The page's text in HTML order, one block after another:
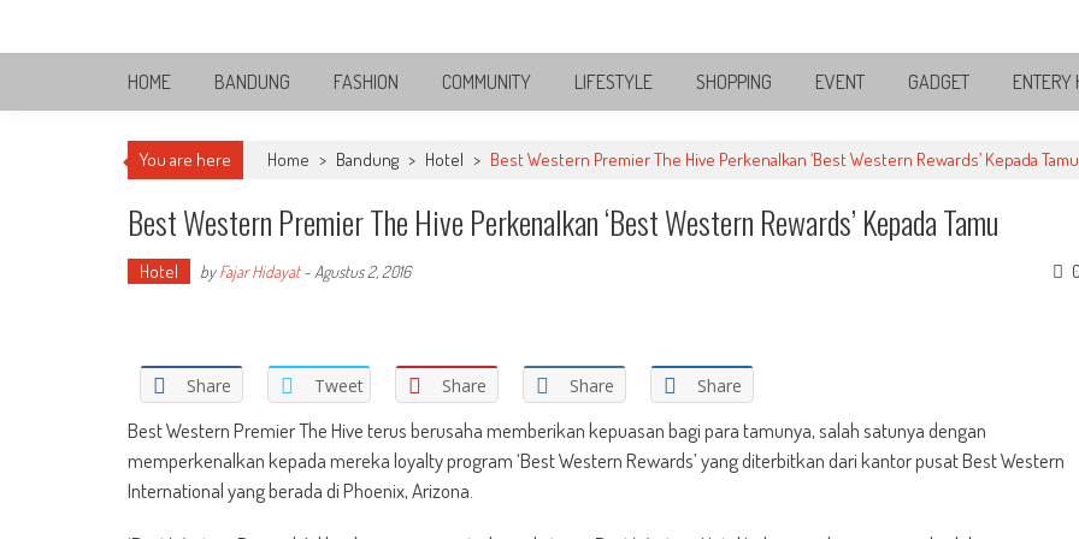
Bandung Side
Sisi Cantik Bandung
HOME BANDUNG FASHION COMMUNITY LIFESTYLE SHOPPING EVENT GADGET ENTERY
You are here Home > Bandung > Hotel > Best Western Premier The Hive Perkenalkan ‘Best Western Rewards’ Kepada Tamu
Best Western Premier The Hive Perkenalkan ‘Best Western Rewards’ Kepada Tamu
Hotel byFajar Hidayat- Agustus 2, 2016 0
Share Tweet Share Share Share
Best Western Premier The Hive terus berusaha memberikan kepuasan bagi para tamunya, salah satunya dengan
memperkenalkan kepada mereka loyalty program ‘Best Western Rewards’ yang diterbitkan dari kantor pusat Best Western
International yang berada di Phoenix, Arizona.